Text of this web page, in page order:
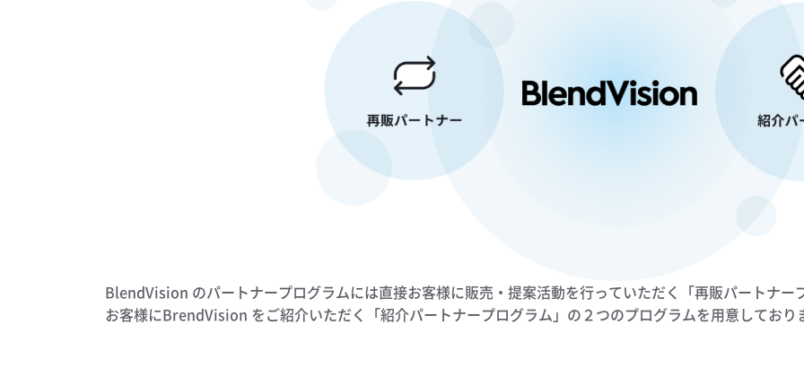
BlendVision のパートナープログラムには直接お客様に販売・提案活動を行っていただく「再販パートナー
お客様にBrendVision をご紹介いただく「紹介パートナープログラム」の２つのプログラムを用意しており